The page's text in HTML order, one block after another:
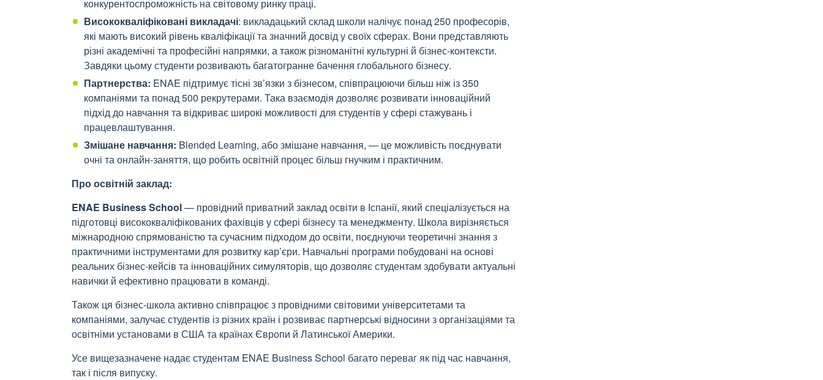
конкурентоспроможність на світовому ринку праці.
Висококваліфіковані викладачі: викладацький склад школи налічує понад 250 професорів,
які мають високий рівень кваліфікації та значний досвід у своїх сферах. Вони представляють
різні академічні та професійні напрямки, а також різноманітні культурні й бізнес-контексти.
Завдяки цьому студенти розвивають багатогранне бачення глобального бізнесу.
Партнерства: ENAE підтримує тісні зв’язки з бізнесом, співпрацюючи більш ніж із 350
компаніями та понад 500 рекрутерами. Така взаємодія дозволяє розвивати інноваційний
підхід до навчання та відкриває широкі можливості для студентів у сфері стажувань і
працевлаштування.
Змішане навчання: Blended Learning, або змішане навчання, — це можливість поєднувати
очні та онлайн-заняття, що робить освітній процес більш гнучким і практичним.
Про освітній заклад:
ENAE Business School— провідний приватний заклад освіти в Іспанії, який спеціалізується на
підготовці висококваліфікованих фахівців у сфері бізнесу та менеджменту. Школа вирізняється
міжнародною спрямованістю та сучасним підходом до освіти, поєднуючи теоретичні знання з
практичними інструментами для розвитку кар’єри. Навчальні програми побудовані на основі
реальних бізнес-кейсів та інноваційних симуляторів, що дозволяє студентам здобувати актуальні
навички й ефективно працювати в команді.
Також ця бізнес-школа активно співпрацює з провідними світовими університетами та
компаніями, залучає студентів із різних країн і розвиває партнерські відносини з організаціями та
освітніми установами в США та країнах Європи й Латинської Америки.
Усе вищезазначене надає студентам ENAE Business School багато переваг як під час навчання,
так і після випуску.